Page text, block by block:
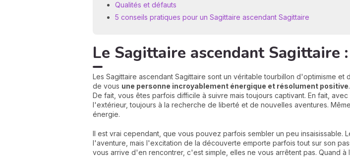
Qualités et défauts
5 conseils pratiques pour un Sagittaire ascendant Sagittaire
Le Sagittaire ascendant Sagittaire
Les Sagittaire ascendant Sagittaire sont un véritable tourbillon d'optimisme
de vous une personne incroyablement énergique et résolument positive
De fait, vous êtes parfois difficile à suivre mais toujours captivant. En fait,
l'extérieur, toujours à la recherche de liberté et de nouvelles aventures.
énergie.
Il est vrai cependant, que vous pouvez parfois sembler un peu insaisissable.
l'aventure, mais l'excitation de la découverte emporte parfois tout sur son
vous arrive d'en rencontrer, c'est simple, elles ne vous arrêtent pas. Quand